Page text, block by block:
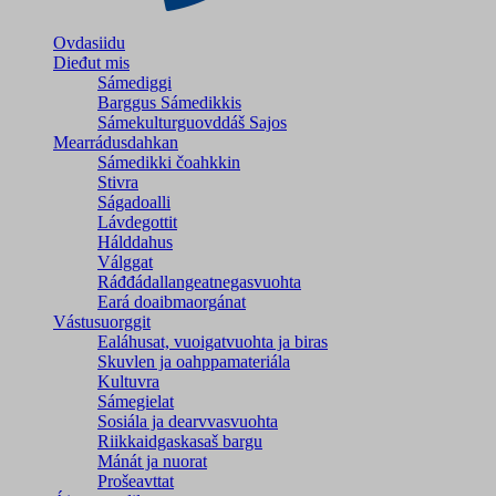
Ovdasiidu
Dieđut mis
Sámediggi
Barggus Sámedikkis
Sámekulturguovddáš Sajos
Mearrádusdahkan
Sámedikki čoahkkin
Stivra
Ságadoalli
Lávdegottit
Hálddahus
Válggat
Ráđđádallangeatnegas­vuohta
Eará doaibmaorgánat
Vástusuorggit
Ealáhusat, vuoigatvuohta ja biras
Skuvlen ja oahppamateriála
Kultuvra
Sámegielat
Sosiála ja dearvvasvuohta
Riikkaidgaskasaš bargu
Mánát ja nuorat
Prošeavttat